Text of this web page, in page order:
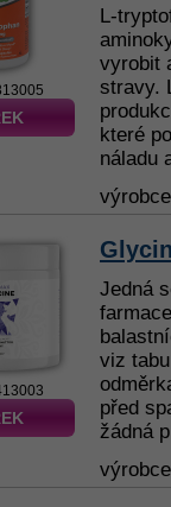
L-
vyrobit
stravy.
které
náladu
Jedná
viz
před
žádná